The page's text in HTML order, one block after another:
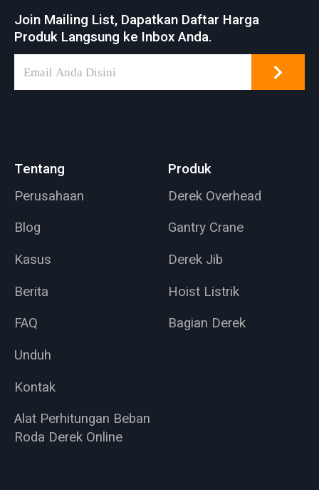
Join Mailing List, Dapatkan Daftar Harga
Produk Langsung ke Inbox Anda.
Tentang
Perusahaan
Blog
Kasus
Berita
FAQ
Unduh
Kontak
Alat Perhitungan Beban
Roda Derek Online
Produk
Derek Overhead
Gantry Crane
Derek Jib
Hoist Listrik
Bagian Derek